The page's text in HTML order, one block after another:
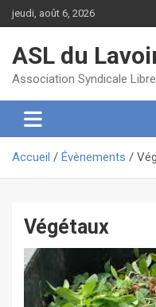
Aller
au
jeudi, août 6, 2026
ASL du
Association Syndicale
Accueil Évènements
Végétaux